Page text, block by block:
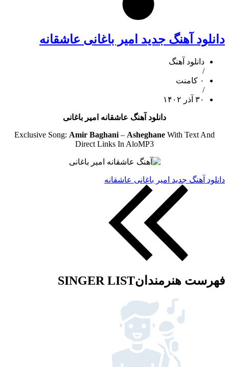
دانلود آهنگ جدید امیر باغانی عاشقانه
دانلود آهنگ
/
۰ کامنت
/
۳۰ آذر ۱۴۰۲
دانلود آهنگ عاشقانه امیر باغانی
Exclusive Song: Amir Baghani – Asheghane With Text And
Direct Links In AloMP3
دانلود آهنگ جدید امیر باغانی عاشقانه
فهرست هنرمندانSINGER LIST